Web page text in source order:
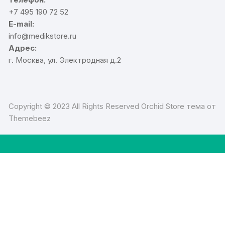
+7 495 190 72 52
E-mail:
info@medikstore.ru
Адрес:
г. Москва, ул. Электродная д.2
Copyright © 2023 All Rights Reserved Orchid Store тема от
Themebeez